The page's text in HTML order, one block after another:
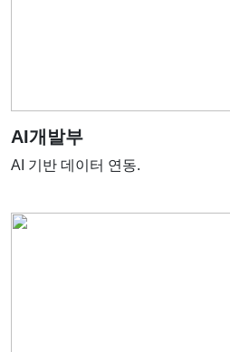
AI개발부
AI 기반 데이터 연동.